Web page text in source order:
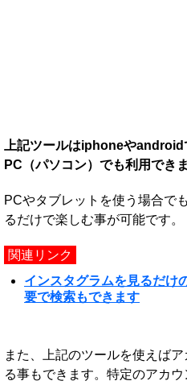
上記ツールはiphoneや
PC（パソコン）でも利用できま
PCやタブレットを使う場合で
るだけで楽しむ事が可能です。
関連リンク
インスタグラムを見るだけ
要で検索もできます
また、上記のツールを使えば
る事もできます。特定のアカ